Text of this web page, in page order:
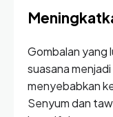
Gombalan yang
suasana
menyebabkan
Senyum dan